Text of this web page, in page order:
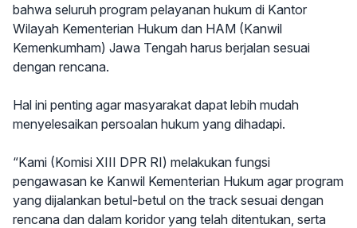
bahwa seluruh program pelayanan hukum di Kantor
Wilayah Kementerian Hukum dan HAM (Kanwil
Kemenkumham) Jawa Tengah harus berjalan sesuai
dengan rencana.
Hal ini penting agar masyarakat dapat lebih mudah
menyelesaikan persoalan hukum yang dihadapi.
“Kami (Komisi XIII DPR RI) melakukan fungsi
pengawasan ke Kanwil Kementerian Hukum agar program
yang dijalankan betul-betul on the track sesuai dengan
rencana dan dalam koridor yang telah ditentukan, serta